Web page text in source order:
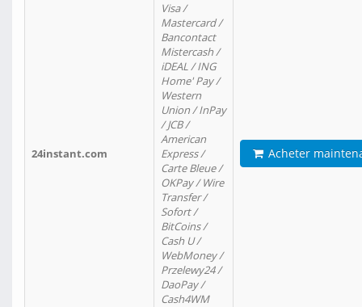
24instant.com
Visa /
Mastercard /
Bancontact
Mistercash /
iDEAL / ING
Home' Pay /
Western
Union / InPay
/ JCB /
American
Express /
Carte Bleue /
OKPay / Wire
Transfer /
Sofort /
BitCoins /
Cash U /
WebMoney /
Przelewy24 /
DaoPay /
Cash4WM
Acheter